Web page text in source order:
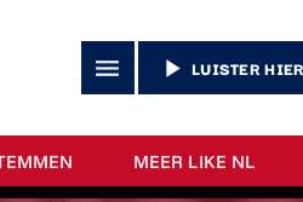
MEER LIKE NL
menu play_arrow LUISTER HIER